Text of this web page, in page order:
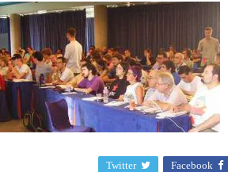
Facebook
Twitter